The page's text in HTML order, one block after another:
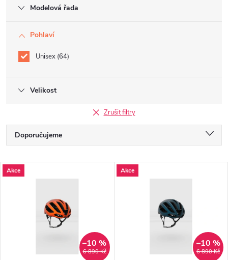
Modelová řada
Pohlaví
Unisex 64
Velikost
Zrušit filtry
Ř
a
Doporučujeme
Nejdražší
Abecedně
V
Akce
6 890 Kč
–10 %
Akce
6 890 Kč
–10 %